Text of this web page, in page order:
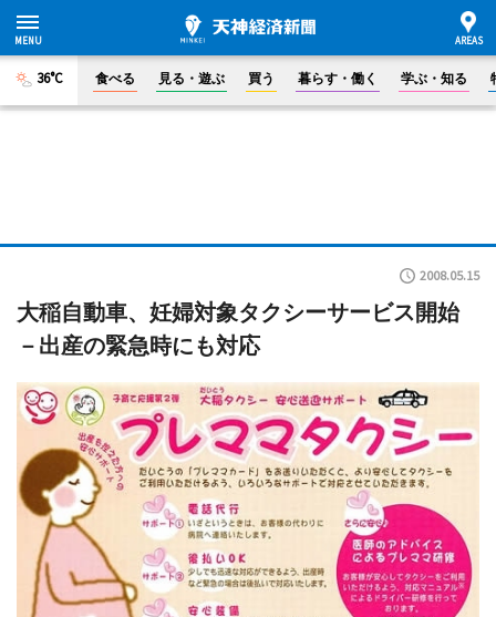
36°C 食べる 見る・遊ぶ 買う 暮らす・働く 学ぶ・知る
2008.05.15
大稲自動車、妊婦対象タクシーサービス開始
－出産の緊急時にも対応